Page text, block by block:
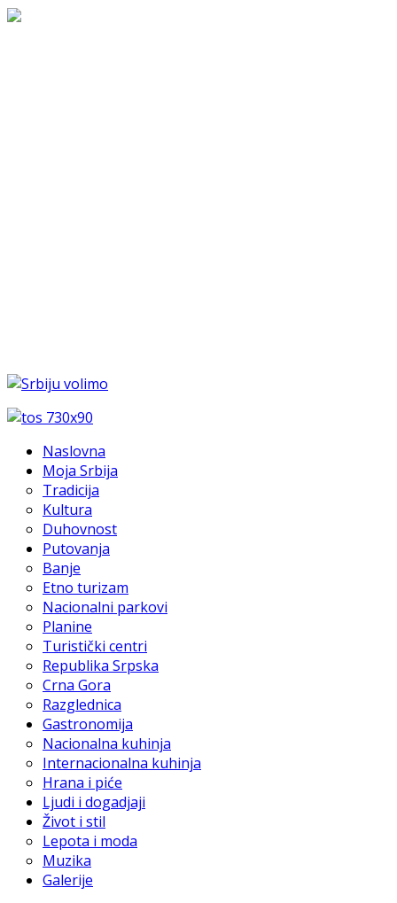
Naslovna
Moja Srbija
Tradicija
Kultura
Duhovnost
Putovanja
Banje
Etno turizam
Nacionalni parkovi
Planine
Turistički centri
Republika Srpska
Crna Gora
Razglednica
Gastronomija
Nacionalna kuhinja
Internacionalna kuhinja
Hrana i piće
Ljudi i dogadjaji
Život i stil
Lepota i moda
Muzika
Galerije